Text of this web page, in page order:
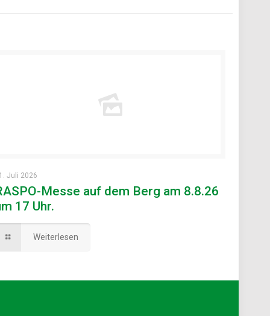
Juli 2026
Messe auf dem Berg am 8.8.26
17 Uhr.
Weiterlesen